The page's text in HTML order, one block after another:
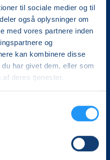
til sociale medier og til
også oplysninger om
med vores partnere inden
og
kan kombinere disse
har givet dem, eller som
deres tjenester.
er vigtigt for os
møder mellem
i hele landet med kurser,